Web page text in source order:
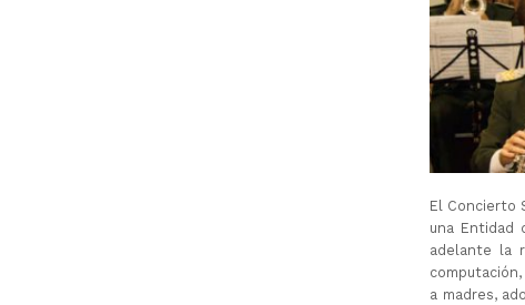
El Concierto
una Entidad
adelante la
a madres,